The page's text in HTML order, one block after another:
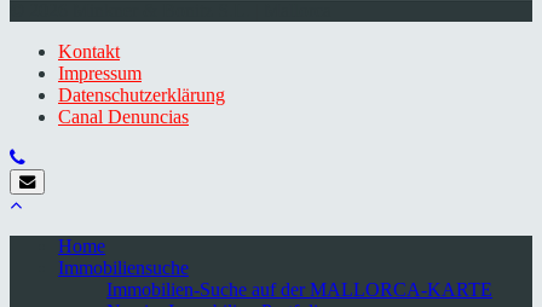
Kontakt
Impressum
Datenschutzerklärung
Canal Denuncias
Home
Immobiliensuche
Immobilien-Suche auf der MALLORCA-KARTE